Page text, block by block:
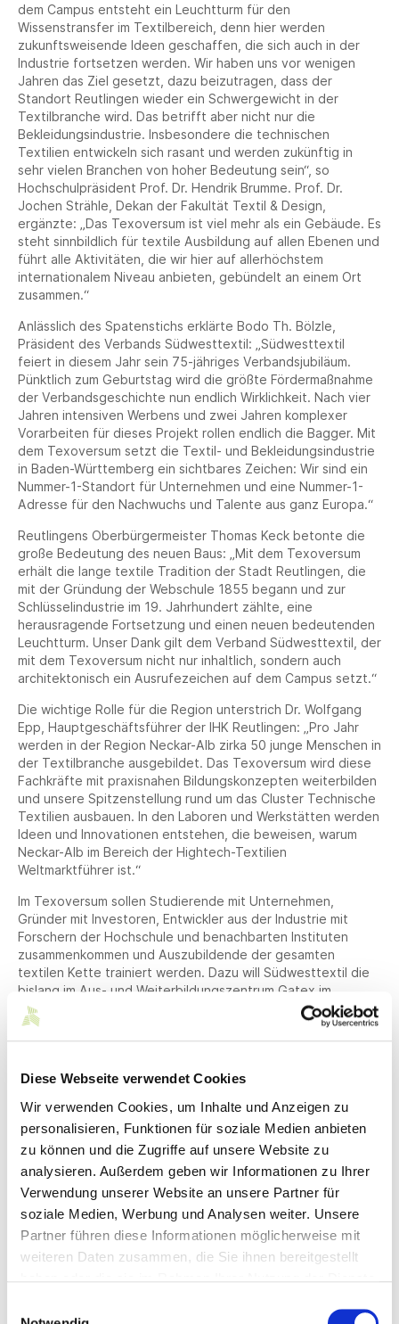
Diese Webseite verwendet Cookies
Wir verwenden Cookies, um Inhalte und Anzeigen zu
personalisieren, Funktionen für soziale Medien anbieten
zu können und die Zugriffe auf unsere Website zu
analysieren. Außerdem geben wir Informationen zu Ihrer
Verwendung unserer Website an unsere Partner für
soziale Medien, Werbung und Analysen weiter. Unsere
Partner führen diese Informationen möglicherweise mit
weiteren Daten zusammen, die Sie ihnen bereitgestellt
dem Campus entsteht ein Leuchtturm für den
Wissenstransfer im Textilbereich, denn hier werden
zukunftsweisende Ideen geschaffen, die sich auch in der
Industrie fortsetzen werden. Wir haben uns vor wenigen
Jahren das Ziel gesetzt, dazu beizutragen, dass der
Standort Reutlingen wieder ein Schwergewicht in der
Textilbranche wird. Das betrifft aber nicht nur die
Bekleidungsindustrie. Insbesondere die technischen
Textilien entwickeln sich rasant und werden zukünftig in
sehr vielen Branchen von hoher Bedeutung sein“, so
Hochschulpräsident Prof. Dr. Hendrik Brumme. Prof. Dr.
Jochen Strähle, Dekan der Fakultät Textil & Design,
ergänzte: „Das Texoversum ist viel mehr als ein Gebäude. Es
steht sinnbildlich für textile Ausbildung auf allen Ebenen und
führt alle Aktivitäten, die wir hier auf allerhöchstem
internationalem Niveau anbieten, gebündelt an einem Ort
zusammen.“
Anlässlich des Spatenstichs erklärte Bodo Th. Bölzle,
Präsident des Verbands Südwesttextil: „Südwesttextil
feiert in diesem Jahr sein 75-jähriges Verbandsjubiläum.
Pünktlich zum Geburtstag wird die größte Fördermaßnahme
der Verbandsgeschichte nun endlich Wirklichkeit. Nach vier
Jahren intensiven Werbens und zwei Jahren komplexer
Vorarbeiten für dieses Projekt rollen endlich die Bagger. Mit
dem Texoversum setzt die Textil- und Bekleidungsindustrie
in Baden-Württemberg ein sichtbares Zeichen: Wir sind ein
Nummer-1-Standort für Unternehmen und eine Nummer-1-
Adresse für den Nachwuchs und Talente aus ganz Europa.“
Reutlingens Oberbürgermeister Thomas Keck betonte die
große Bedeutung des neuen Baus: „Mit dem Texoversum
erhält die lange textile Tradition der Stadt Reutlingen, die
mit der Gründung der Webschule 1855 begann und zur
Schlüsselindustrie im 19. Jahrhundert zählte, eine
herausragende Fortsetzung und einen neuen bedeutenden
Leuchtturm. Unser Dank gilt dem Verband Südwesttextil, der
mit dem Texoversum nicht nur inhaltlich, sondern auch
architektonisch ein Ausrufezeichen auf dem Campus setzt.“
Die wichtige Rolle für die Region unterstrich Dr. Wolfgang
Epp, Hauptgeschäftsführer der IHK Reutlingen: „Pro Jahr
werden in der Region Neckar-Alb zirka 50 junge Menschen in
der Textilbranche ausgebildet. Das Texoversum wird diese
Fachkräfte mit praxisnahen Bildungskonzepten weiterbilden
und unsere Spitzenstellung rund um das Cluster Technische
Textilien ausbauen. In den Laboren und Werkstätten werden
Ideen und Innovationen entstehen, die beweisen, warum
Neckar-Alb im Bereich der Hightech-Textilien
Weltmarktführer ist.“
Im Texoversum sollen Studierende mit Unternehmen,
Gründer mit Investoren, Entwickler aus der Industrie mit
Forschern der Hochschule und benachbarten Instituten
zusammenkommen und Auszubildende der gesamten
textilen Kette trainiert werden. Dazu will Südwesttextil die
bislang im Aus- und Weiterbildungszentrum Gatex im
südbadischen Bad Säckingen untergebrachte
überbetriebliche Ausbildung nach Reutlingen verlagern. Das
fast 3.000 Quadratmeter große Texoversum bietet Platz für
Unterrichtsräume und wird neue Heimat für die international
Und der Bau wird ein echter Hingucker – made „im Ländle“.
Die Fassade aus Carbonfasern haben ein Team aus den drei
Stuttgarter Professoren Markus Allmann, Achim Menges und
Jan Knippers mit ihren Büros Allmann Sattler Wappner
Architekten, Menges Scheffler Architekten und Jan
Knippers Ingenieure entworfen. Eingebunden in die
Entwicklung ist auch ein Mitglied von Südwesttextil: die FibR
GmbH aus Kernen im Remstal. Sie wird diese Konstruktion mit
Robotern fertigen. Mit dieser Zukunftsinvestition möchte